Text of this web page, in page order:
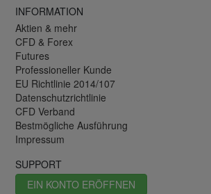
INFORMATION
Aktien & mehr
CFD & Forex
Futures
Professioneller Kunde
EU Richtlinie 2014/107
Datenschutzrichtlinie
CFD Verband
Bestmögliche Ausführung
Impressum
SUPPORT
EIN KONTO ERÖFFNEN